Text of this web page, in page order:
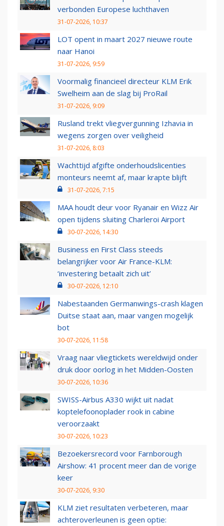
verbonden Europese luchthaven
31-07-2026, 10:37
LOT opent in maart 2027 nieuwe route
naar Hanoi
31-07-2026, 9:59
Voormalig financieel directeur KLM Erik
Swelheim aan de slag bij ProRail
31-07-2026, 9:09
Rusland trekt vliegvergunning Izhavia in
wegens zorgen over veiligheid
31-07-2026, 8:03
Wachttijd afgifte onderhoudslicenties
monteurs neemt af, maar krapte blijft
31-07-2026, 7:15
MAA houdt deur voor Ryanair en Wizz Air
open tijdens sluiting Charleroi Airport
30-07-2026, 14:30
Business en First Class steeds
belangrijker voor Air France-KLM:
‘investering betaalt zich uit’
30-07-2026, 12:10
Nabestaanden Germanwings-crash klagen
Duitse staat aan, maar vangen mogelijk
bot
30-07-2026, 11:58
Vraag naar vliegtickets wereldwijd onder
druk door oorlog in het Midden-Oosten
30-07-2026, 10:36
SWISS-Airbus A330 wijkt uit nadat
koptelefoonoplader rook in cabine
veroorzaakt
30-07-2026, 10:23
Bezoekersrecord voor Farnborough
Airshow: 41 procent meer dan de vorige
keer
30-07-2026, 9:30
KLM ziet resultaten verbeteren, maar
achteroverleunen is geen optie: